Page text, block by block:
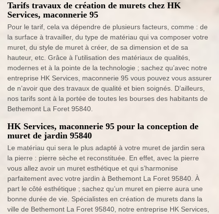
Tarifs travaux de création de murets chez HK
Services, maconnerie 95
Pour le tarif, cela va dépendre de plusieurs facteurs, comme : de
la surface à travailler, du type de matériau qui va composer votre
muret, du style de muret à créer, de sa dimension et de sa
hauteur, etc. Grâce à l’utilisation des matériaux de qualités,
modernes et à la pointe de la technologie ; sachez qu’avec notre
entreprise HK Services, maconnerie 95 vous pouvez vous assurer
de n’avoir que des travaux de qualité et bien soignés. D’ailleurs,
nos tarifs sont à la portée de toutes les bourses des habitants de
Bethemont La Foret 95840.
HK Services, maconnerie 95 pour la conception de
muret de jardin 95840
Le matériau qui sera le plus adapté à votre muret de jardin sera
la pierre : pierre sèche et reconstituée. En effet, avec la pierre
vous allez avoir un muret esthétique et qui s’harmonise
parfaitement avec votre jardin à Bethemont La Foret 95840. À
part le côté esthétique ; sachez qu’un muret en pierre aura une
bonne durée de vie. Spécialistes en création de murets dans la
ville de Bethemont La Foret 95840, notre entreprise HK Services,